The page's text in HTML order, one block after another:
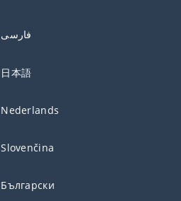
فارسی
日本語
Nederlands
Slovenčina
Български